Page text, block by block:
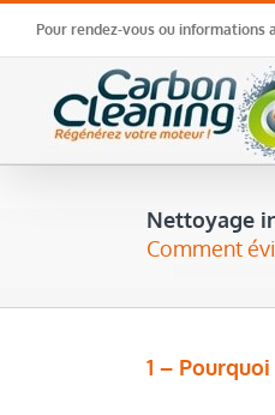
content
Pour rendez-vous ou informations
Nettoyage
Comment
1 –